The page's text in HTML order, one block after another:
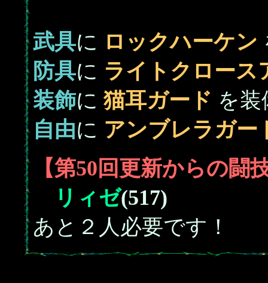
武具に ロックハーケン
防具に ライトクロース
装飾に 猫耳ガード を装
自由に アンブレラガー
【第50回更新からの闘
リィゼ(517)
あと２人必要です！